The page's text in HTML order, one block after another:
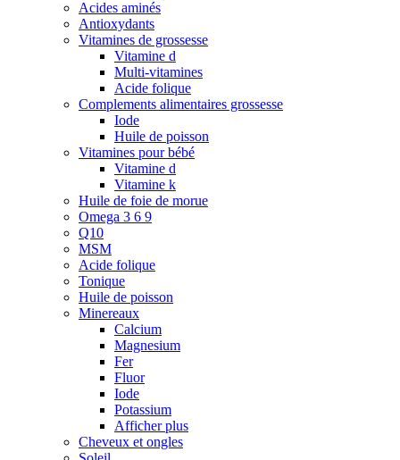
Acides aminés
Antioxydants
Vitamines de grossesse
Vitamine d
Multi-vitamines
Acide folique
Complements alimentaires grossesse
Iode
Huile de poisson
Vitamines pour bébé
Vitamine d
Vitamine k
Huile de foie de morue
Omega 3 6 9
Q10
MSM
Acide folique
Tonique
Huile de poisson
Minereaux
Calcium
Magnesium
Fer
Fluor
Iode
Potassium
Afficher plus
Cheveux et ongles